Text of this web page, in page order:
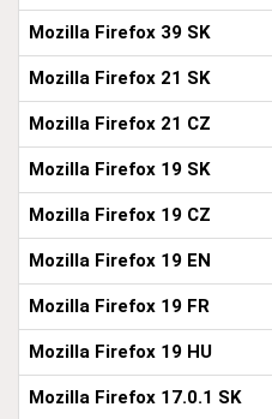
Mozilla Firefox 39 SK
Mozilla Firefox 21 SK
Mozilla Firefox 21 CZ
Mozilla Firefox 19 SK
Mozilla Firefox 19 CZ
Mozilla Firefox 19 EN
Mozilla Firefox 19 FR
Mozilla Firefox 19 HU
Mozilla Firefox 17.0.1 SK